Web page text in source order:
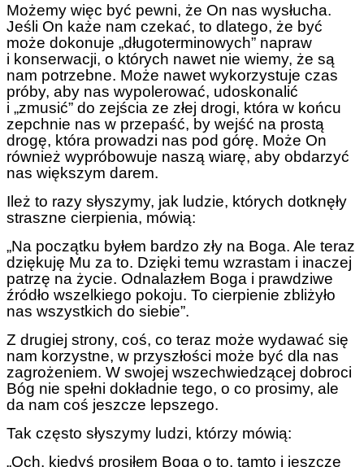
Możemy więc być pewni, że On nas wysłucha.
Jeśli On każe nam czekać, to dlatego, że być
może dokonuje „długoterminowych” napraw
i konserwacji, o których nawet nie wiemy, że są
nam potrzebne. Może nawet wykorzystuje czas
próby, aby nas wypolerować, udoskonalić
i „zmusić” do zejścia ze złej drogi, która w końcu
zepchnie nas w przepaść, by wejść na prostą
drogę, która prowadzi nas pod górę. Może On
również wypróbowuje naszą wiarę, aby obdarzyć
nas większym darem.
Ileż to razy słyszymy, jak ludzie, których dotknęły
straszne cierpienia, mówią:
„Na początku byłem bardzo zły na Boga. Ale teraz
dziękuję Mu za to. Dzięki temu wzrastam i inaczej
patrzę na życie. Odnalazłem Boga i prawdziwe
źródło wszelkiego pokoju. To cierpienie zbliżyło
nas wszystkich do siebie”.
Z drugiej strony, coś, co teraz może wydawać się
nam korzystne, w przyszłości może być dla nas
zagrożeniem. W swojej wszechwiedzącej dobroci
Bóg nie spełni dokładnie tego, o co prosimy, ale
da nam coś jeszcze lepszego.
Tak często słyszymy ludzi, którzy mówią:
„Och, kiedyś prosiłem Boga o to, tamto i jeszcze